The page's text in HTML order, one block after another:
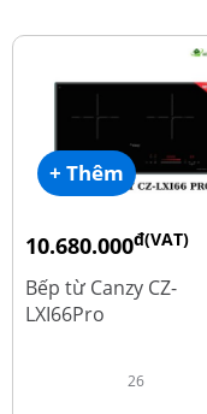
+ Thêm
10.680.000đ(VAT)
15.980.000
Bếp từ Canzy CZ-
LXI66Pro
26